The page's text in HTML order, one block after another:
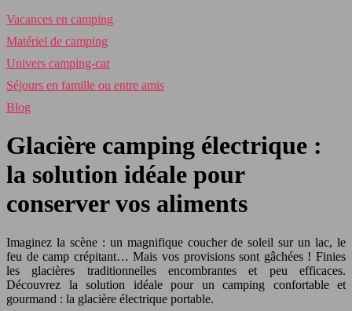
Vacances en camping
Matériel de camping
Univers camping-car
Séjours en famille ou entre amis
Blog
Glacière camping électrique :
la solution idéale pour
conserver vos aliments
Imaginez la scène : un magnifique coucher de soleil sur un lac, le
feu de camp crépitant… Mais vos provisions sont gâchées ! Finies
les glacières traditionnelles encombrantes et peu efficaces.
Découvrez la solution idéale pour un camping confortable et
gourmand : la glacière électrique portable.